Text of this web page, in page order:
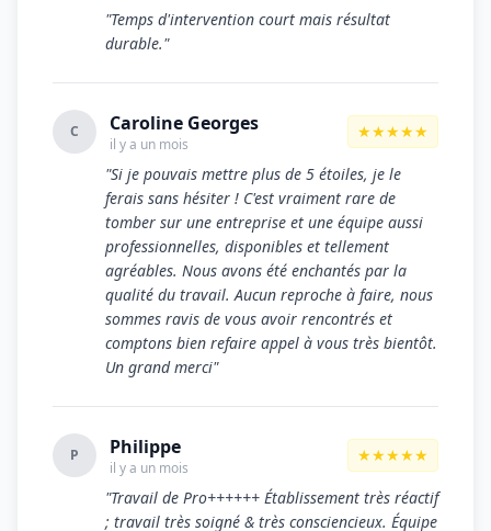
"Temps d'intervention court mais résultat
durable."
C Caroline Georges
il y a un mois
★★★★★
"Si je pouvais mettre plus de 5 étoiles, je le
ferais sans hésiter ! C'est vraiment rare de
tomber sur une entreprise et une équipe aussi
professionnelles, disponibles et tellement
agréables. Nous avons été enchantés par la
qualité du travail. Aucun reproche à faire, nous
sommes ravis de vous avoir rencontrés et
comptons bien refaire appel à vous très bientôt.
Un grand merci"
P Philippe
il y a un mois
★★★★★
"Travail de Pro++++++ Établissement très réactif
; travail très soigné & très consciencieux. Équipe